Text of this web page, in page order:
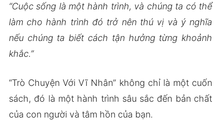
“Cuộc sống là một hành trình, và chúng ta có thể
làm cho hành trình đó trở nên thú vị và ý nghĩa
nếu chúng ta biết cách tận hưởng từng khoảnh
khắc.”
“Trò Chuyện Với Vĩ Nhân” không chỉ là một cuốn
sách, đó là một hành trình sâu sắc đến bản chất
của con người và tâm hồn của bạn.